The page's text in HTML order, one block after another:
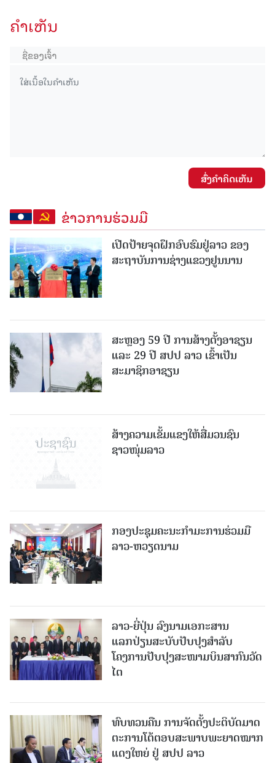
ຄໍາເຫັນ
ສົ່ງຄໍາຄິດເຫັນ
ຂ່າວການຮ່ວມມື
ເປີດປ້າຍຈຸດຝຶກອົບຮົມຢູ່ລາວ ຂອງ
ສະຖາບັນການຊ່າງແຂວງຢູນນານ
ສະຫຼອງ 59 ປີ ການສ້າງຕັ້ງອາຊຽນ
ແລະ 29 ປີ ສປປ ລາວ ເຂົ້າເປັນ
ສະມາຊິກອາຊຽນ
ສ້າງຄວາມເຂັ້ມແຂງໃຫ້ສື່ມວນຊົນ
ຊາວໜຸ່ມລາວ
ກອງປະຊຸມຄະນະກຳມະການຮ່ວມມື
ລາວ-ຫວຽດນາມ
ລາວ-ຍີ່ປຸ່ນ ລົງນາມເອກະສານ
ແລກປ່ຽນສະບັບປັບປຸງສໍາລັບ
ໂຄງການປັບປຸງສະໜາມບິນສາກົນວັດ
ໄຕ
ທົບທວນຄືນ ການຈັດຕັ້ງປະຕິບັດມາດ
ຕະການໂຕ້ຕອບສະພາບພະຍາດໝາກ
ແດງໃຫຍ່ ຢູ່ ສປປ ລາວ